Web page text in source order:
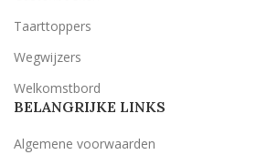
Taarttoppers
Wegwijzers
Welkomstbord
BELANGRIJKE LINKS
Algemene voorwaarden